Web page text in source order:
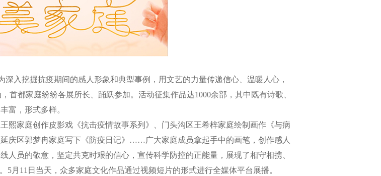
入挖掘抗疫期间的感人形象和典型事例，用文艺的力量传递信心、温暖人心，
首都家庭纷纷各展所长、踊跃参加。活动征集作品达1000余部，其中既有诗歌、
富，形式多样。
家庭创作皮影戏《抗击疫情故事系列》、门头沟区王希梓家庭绘制画作《与病
庆区郭梦冉家庭写下《防疫日记》……广大家庭成员拿起手中的画笔，创作感人
人员的敬意，坚定共克时艰的信心，宣传科学防控的正能量，展现了相守相携、
5月11日当天，众多家庭文化作品通过视频短片的形式进行全媒体平台展播。